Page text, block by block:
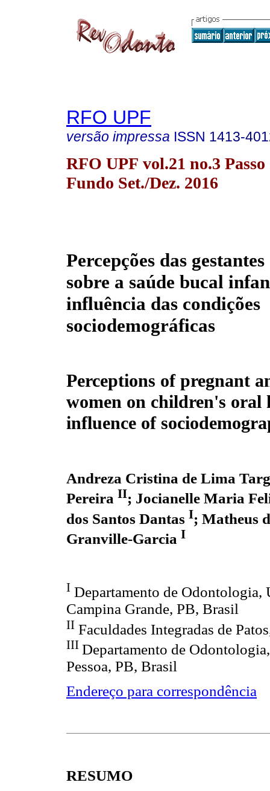
RFO UPF
versão impressa ISSN 1413-
RFO UPF vol.21 no.3 Passo
Fundo Set./Dez. 2016
Percepções das
sobre a saúde bucal
influência das condições
sociodemográficas
Perceptions of pregnant
women on children's oral
influence of
Andreza Cristina de Lima
Pereira II; Jocianelle Maria
dos Santos Dantas I; Matheus
Granville-Garcia I
I Departamento de Odontologia,
Campina Grande, PB, Brasil
II Faculdades Integradas de
III Departamento de
Pessoa, PB, Brasil
Endereço para correspondência
RESUMO